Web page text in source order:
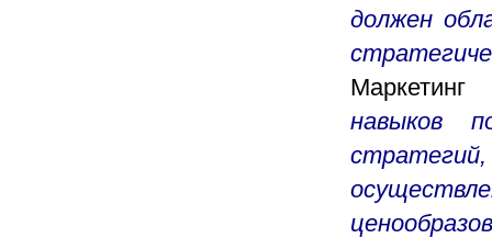
должен
Маркетинг
навыков